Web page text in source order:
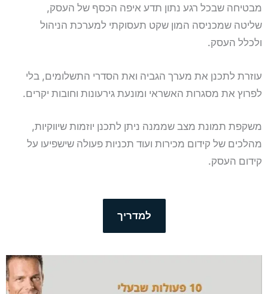
מבטיחה שבכל רגע נתון תדע איפה הכסף של העסק,
שליטה שמכניסה המון שקט תעסוקתי למערכת הניהול
ולכלל העסק.
עוזרת לתכנן את מערך הגביה ואת הסדרי התשלומים, בלי
לפרוץ את מסגרות האשראי ומונעת גירעונות וחובות יקרים.
משקפת תמונת מצב שממנה ניתן לתכנן יוזמות שיווקיות,
מהלכים של קידום מכירות ועוד תכניות פעולה שישפיעו על
קידום העסק.
למדריך